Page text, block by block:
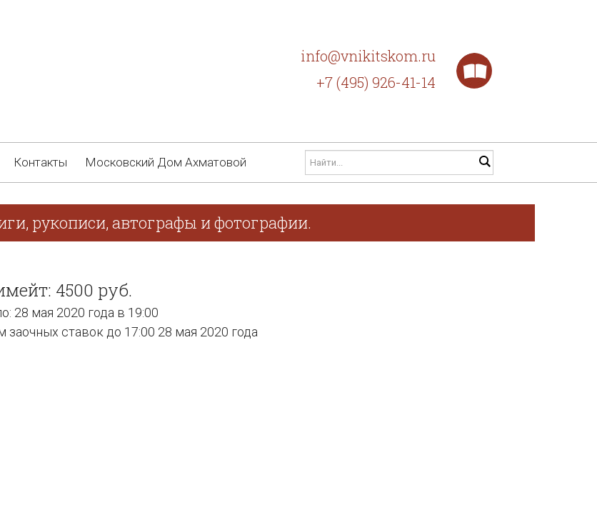
info@vnikitskom.ru
+7 (495) 926-41-14
Контакты Московский Дом Ахматовой
рукописи, автографы и фотографии.
4500 руб.
28 мая 2020 года в 19:00
заочных ставок до 17:00 28 мая 2020 года